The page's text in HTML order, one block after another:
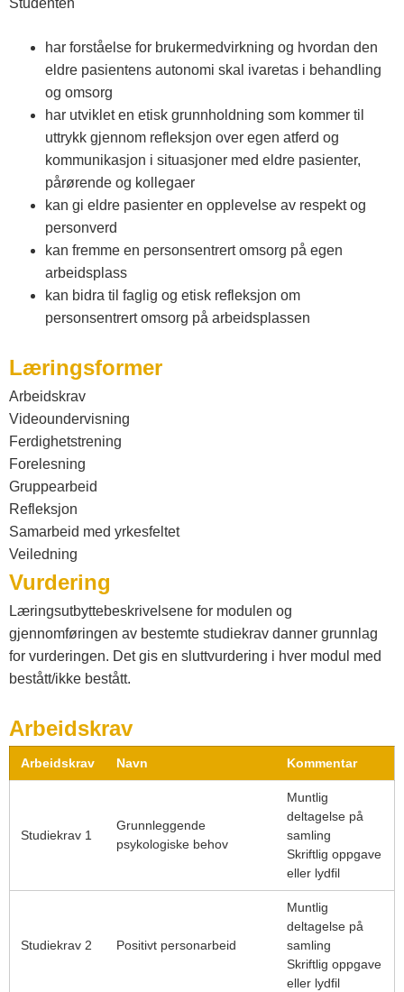
Studenten
har forståelse for brukermedvirkning og hvordan den
eldre pasientens autonomi skal ivaretas i behandling
og omsorg
har utviklet en etisk grunnholdning som kommer til
uttrykk gjennom refleksjon over egen atferd og
kommunikasjon i situasjoner med eldre pasienter,
pårørende og kollegaer
kan gi eldre pasienter en opplevelse av respekt og
personverd
kan fremme en personsentrert omsorg på egen
arbeidsplass
kan bidra til faglig og etisk refleksjon om
personsentrert omsorg på arbeidsplassen
Læringsformer
Arbeidskrav
Videoundervisning
Ferdighetstrening
Forelesning
Gruppearbeid
Refleksjon
Samarbeid med yrkesfeltet
Veiledning
Vurdering
Læringsutbyttebeskrivelsene for modulen og
gjennomføringen av bestemte studiekrav danner grunnlag
for vurderingen. Det gis en sluttvurdering i hver modul med
bestått/ikke bestått.
Arbeidskrav
Arbeidskrav Navn Kommentar
Studiekrav 1
Grunnleggende
psykologiske behov
Muntlig
deltagelse på
samling
Skriftlig oppgave
eller lydfil
Studiekrav 2 Positivt personarbeid
Muntlig
deltagelse på
samling
Skriftlig oppgave
eller lydfil